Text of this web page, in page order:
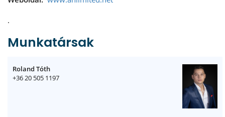
.
Munkatársak
Roland Tóth
+36 20 505 1197